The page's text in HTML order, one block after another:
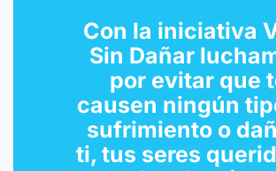
Con la iniciativa
Sin Dañar
por evitar que
causen ningún
sufrimiento o
ti, tus seres